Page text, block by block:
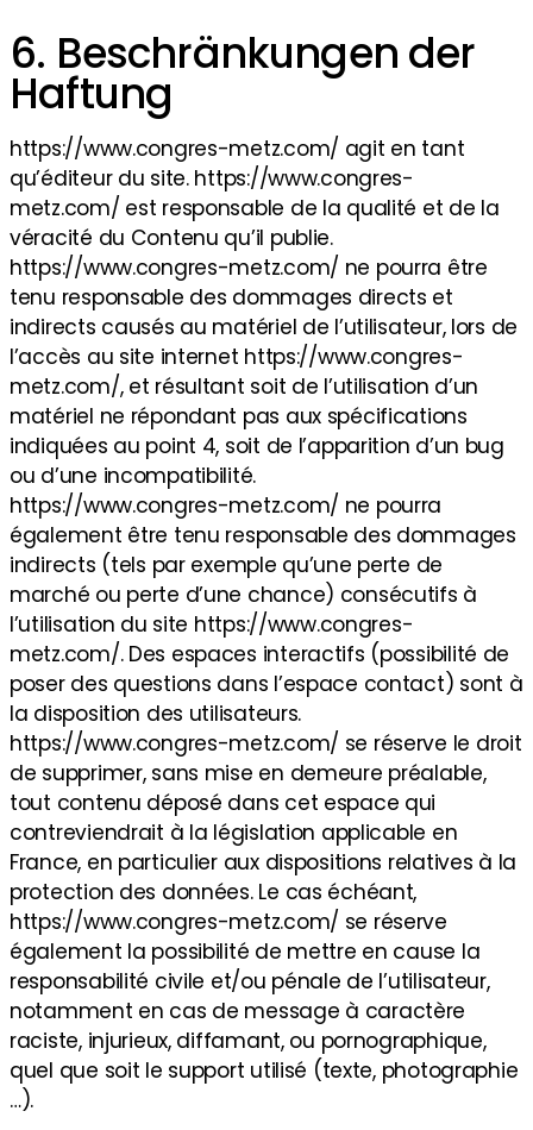
6. Beschränkungen der
Haftung
https://www.congres-metz.com/ agit en tant
qu’éditeur du site. https://www.congres-
metz.com/ est responsable de la qualité et de la
véracité du Contenu qu’il publie.
https://www.congres-metz.com/ ne pourra être
tenu responsable des dommages directs et
indirects causés au matériel de l’utilisateur, lors de
l’accès au site internet https://www.congres-
metz.com/, et résultant soit de l’utilisation d’un
matériel ne répondant pas aux spécifications
indiquées au point 4, soit de l’apparition d’un bug
ou d’une incompatibilité.
https://www.congres-metz.com/ ne pourra
également être tenu responsable des dommages
indirects (tels par exemple qu’une perte de
marché ou perte d’une chance) consécutifs à
l’utilisation du site https://www.congres-
metz.com/. Des espaces interactifs (possibilité de
poser des questions dans l’espace contact) sont à
la disposition des utilisateurs.
https://www.congres-metz.com/ se réserve le droit
de supprimer, sans mise en demeure préalable,
tout contenu déposé dans cet espace qui
contreviendrait à la législation applicable en
France, en particulier aux dispositions relatives à la
protection des données. Le cas échéant,
https://www.congres-metz.com/ se réserve
également la possibilité de mettre en cause la
responsabilité civile et/ou pénale de l’utilisateur,
notamment en cas de message à caractère
raciste, injurieux, diffamant, ou pornographique,
quel que soit le support utilisé (texte, photographie
…).